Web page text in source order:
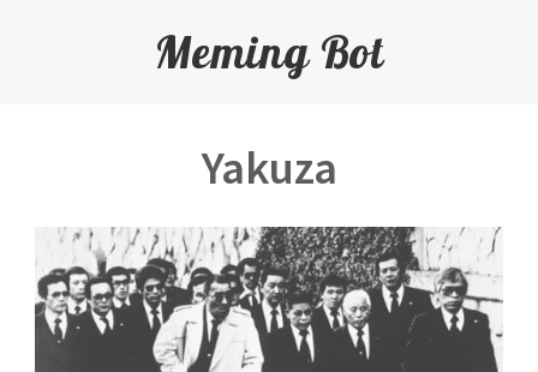
Meming Bot
Yakuza